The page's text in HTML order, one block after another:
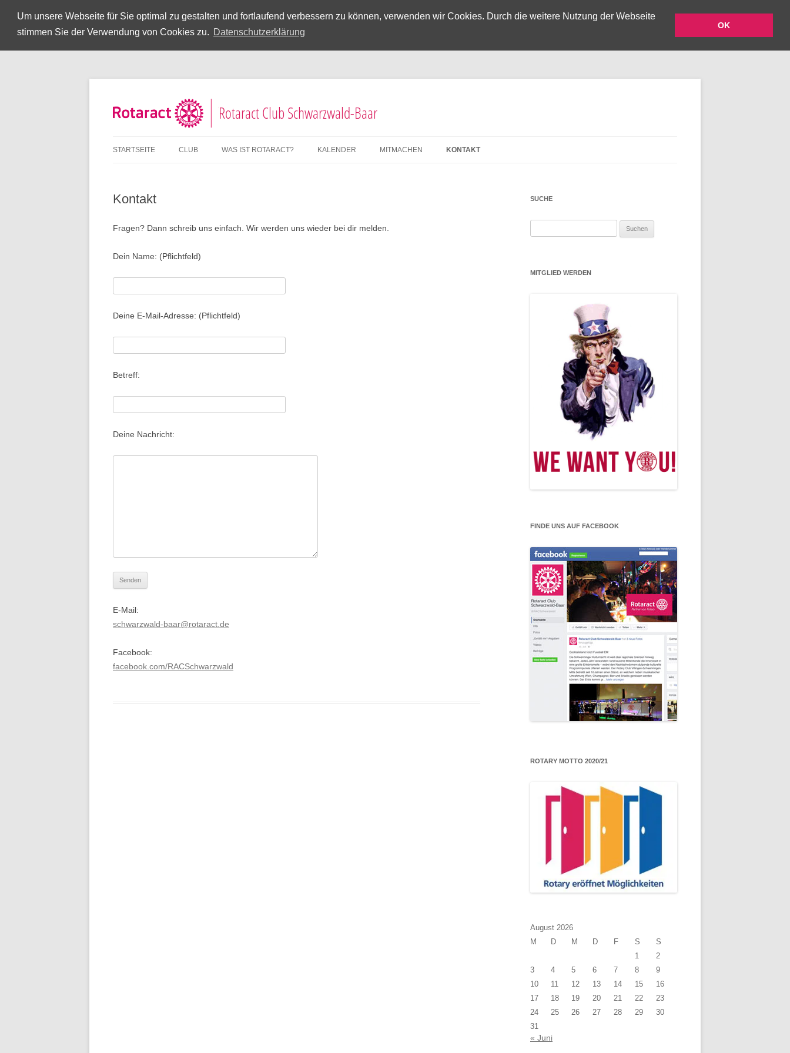
Um unsere Webseite für Sie optimal zu gestalten und fortlaufend verbessern zu können, verwenden wir Cookies. Durch die weitere Nutzung der Webseite
stimmen Sie der Verwendung von Cookies zu. Datenschutzerklärung
OK
Rotaract Club Schwarzwald-Baar
STARTSEITE CLUB WAS IST ROTARACT? KALENDER MITMACHEN KONTAKT
Kontakt
Fragen? Dann schreib uns einfach. Wir werden uns wieder bei dir melden.
Dein Name: (Pflichtfeld)
Deine E-Mail-Adresse: (Pflichtfeld)
Betreff:
Deine Nachricht:
E-Mail:
schwarzwald-baar@rotaract.de
Facebook:
facebook.com/RACSchwarzwald
SUCHE
MITGLIED WERDEN
FINDE UNS AUF FACEBOOK
ROTARY MOTTO 2020/21
August 2026
M
D M D F S
S
1
2
3
4 5 6 7 8
9
10
11 12 13 14 15
16
17
18 19 20 21 22
23
24
25 26 27 28 29
30
31
« Juni